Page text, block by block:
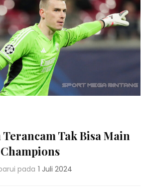
Tak Bisa Main
pada 1 Juli 2024